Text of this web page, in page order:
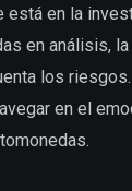
está en la
en análisis,
los
en el